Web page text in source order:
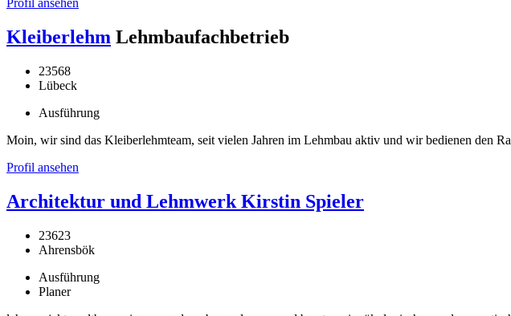
Profil ansehen
Kleiberlehm Lehmbaufachbetrieb
23568
Lübeck
Ausführung
Moin, wir sind das Kleiberlehmteam, seit vielen Jahren im Lehmbau aktiv und wir bedienen den
Profil ansehen
Architektur und Lehmwerk Kirstin Spieler
23623
Ahrensbök
Ausführung
Planer